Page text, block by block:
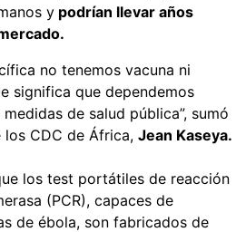
y podrían llevar años
no tenemos vacuna ni
significa que dependemos
de salud pública”, sumó
CDC de África, Jean Kaseya.
los test portátiles de reacción
(PCR), capaces de
de ébola, son fabricados de